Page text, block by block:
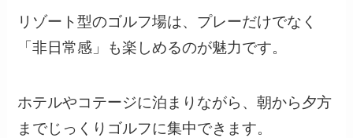
リゾート型のゴルフ場は、プレーだけでなく
「非日常感」も楽しめるのが魅力です。
ホテルやコテージに泊まりながら、朝から夕方
までじっくりゴルフに集中できます。